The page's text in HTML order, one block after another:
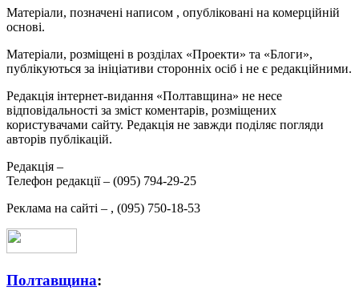
Матеріали, позначені написом , опубліковані на комерційній
основі.
Матеріали, розміщені в розділах «Проекти» та «Блоги»,
публікуються за ініціативи сторонніх осіб і не є редакційними.
Редакція інтернет-видання «Полтавщина» не несе
відповідальності за зміст коментарів, розміщених
користувачами сайту. Редакція не завжди поділяє погляди
авторів публікацій.
Редакція –
Телефон редакції – (095) 794-29-25
Реклама на сайті – , (095) 750-18-53
Полтавщина: